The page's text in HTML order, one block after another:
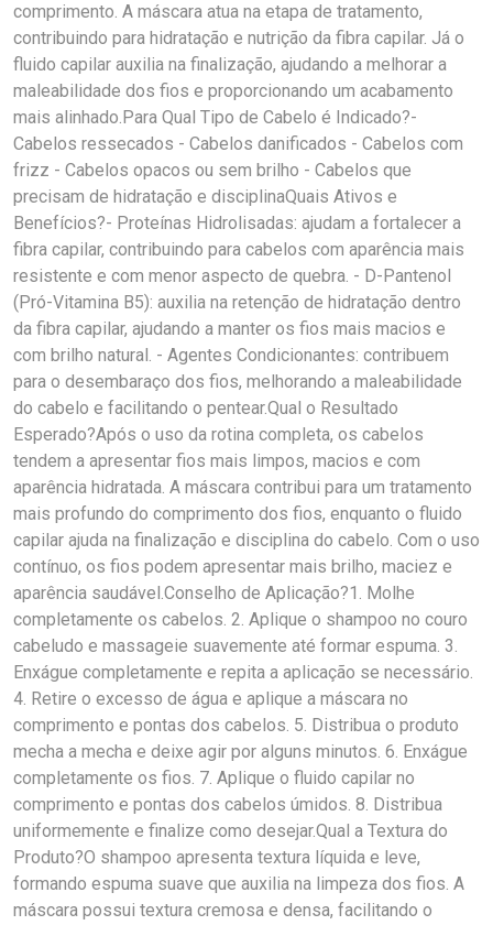
comprimento. A máscara atua na etapa de tratamento,
contribuindo para hidratação e nutrição da fibra capilar. Já o
fluido capilar auxilia na finalização, ajudando a melhorar a
maleabilidade dos fios e proporcionando um acabamento
mais alinhado.Para Qual Tipo de Cabelo é Indicado?-
Cabelos ressecados - Cabelos danificados - Cabelos com
frizz - Cabelos opacos ou sem brilho - Cabelos que
precisam de hidratação e disciplinaQuais Ativos e
Benefícios?- Proteínas Hidrolisadas: ajudam a fortalecer a
fibra capilar, contribuindo para cabelos com aparência mais
resistente e com menor aspecto de quebra. - D-Pantenol
(Pró-Vitamina B5): auxilia na retenção de hidratação dentro
da fibra capilar, ajudando a manter os fios mais macios e
com brilho natural. - Agentes Condicionantes: contribuem
para o desembaraço dos fios, melhorando a maleabilidade
do cabelo e facilitando o pentear.Qual o Resultado
Esperado?Após o uso da rotina completa, os cabelos
tendem a apresentar fios mais limpos, macios e com
aparência hidratada. A máscara contribui para um tratamento
mais profundo do comprimento dos fios, enquanto o fluido
capilar ajuda na finalização e disciplina do cabelo. Com o uso
contínuo, os fios podem apresentar mais brilho, maciez e
aparência saudável.Conselho de Aplicação?1. Molhe
completamente os cabelos. 2. Aplique o shampoo no couro
cabeludo e massageie suavemente até formar espuma. 3.
Enxágue completamente e repita a aplicação se necessário.
4. Retire o excesso de água e aplique a máscara no
comprimento e pontas dos cabelos. 5. Distribua o produto
mecha a mecha e deixe agir por alguns minutos. 6. Enxágue
completamente os fios. 7. Aplique o fluido capilar no
comprimento e pontas dos cabelos úmidos. 8. Distribua
uniformemente e finalize como desejar.Qual a Textura do
Produto?O shampoo apresenta textura líquida e leve,
formando espuma suave que auxilia na limpeza dos fios. A
máscara possui textura cremosa e densa, facilitando o